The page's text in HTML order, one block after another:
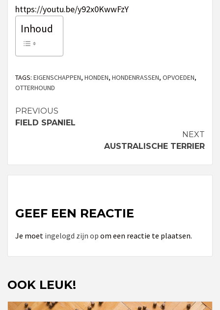
https://youtu.be/y92x0KwwFzY
Inhoud
TAGS: EIGENSCHAPPEN, HONDEN, HONDENRASSEN, OPVOEDEN,
OTTERHOUND
Continue
PREVIOUS
FIELD SPANIEL
NEXT
AUSTRALISCHE TERRIER
GEEF EEN REACTIE
Je moet ingelogd zijn op om een reactie te plaatsen.
OOK LEUK!